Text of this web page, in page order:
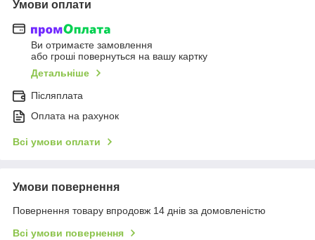
Умови оплати
Ви отримаєте замовлення
або гроші повернуться на вашу картку
Детальніше
Післяплата
Оплата на рахунок
Всі умови оплати
Умови повернення
Повернення товару впродовж 14 днів за домовленістю
Всі умови повернення